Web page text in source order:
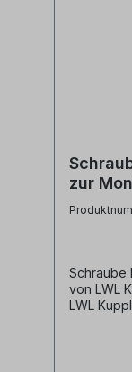
zur
Schraube
von LWL
LWL